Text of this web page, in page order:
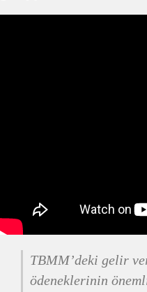
TBMM’deki gelir
ödeneklerinin